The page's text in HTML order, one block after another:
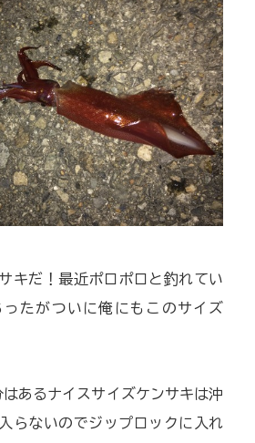
キだ！最近ポロポロと釣れてい
ったがついに俺にもこのサイズ
あるナイスサイズケンサキは沖
らないのでジップロックに入れ